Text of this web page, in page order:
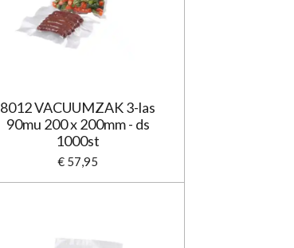
8012 VACUUMZAK 3-las
90mu 200 x 200mm - ds
1000st
€ 57,95